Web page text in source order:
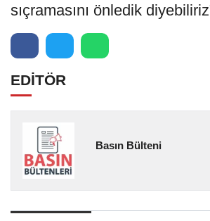
sıçramasını önledik
EDİTÖR
Basın Bülteni